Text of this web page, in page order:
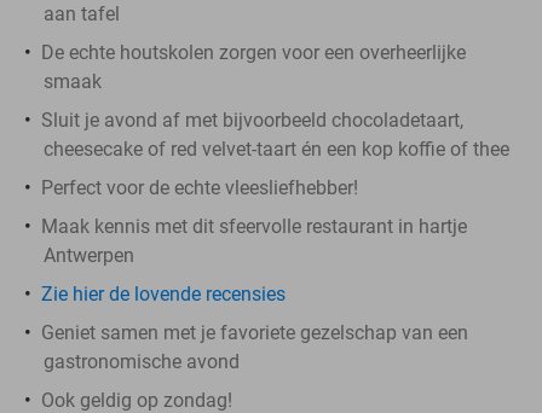
aan tafel
De echte houtskolen zorgen voor een overheerlijke
smaak
Sluit je avond af met bijvoorbeeld chocoladetaart,
cheesecake of red velvet-taart én een kop koffie of thee
Perfect voor de echte vleesliefhebber!
Maak kennis met dit sfeervolle restaurant in hartje
Antwerpen
Zie hier de lovende recensies
Geniet samen met je favoriete gezelschap van een
gastronomische avond
Ook geldig op zondag!